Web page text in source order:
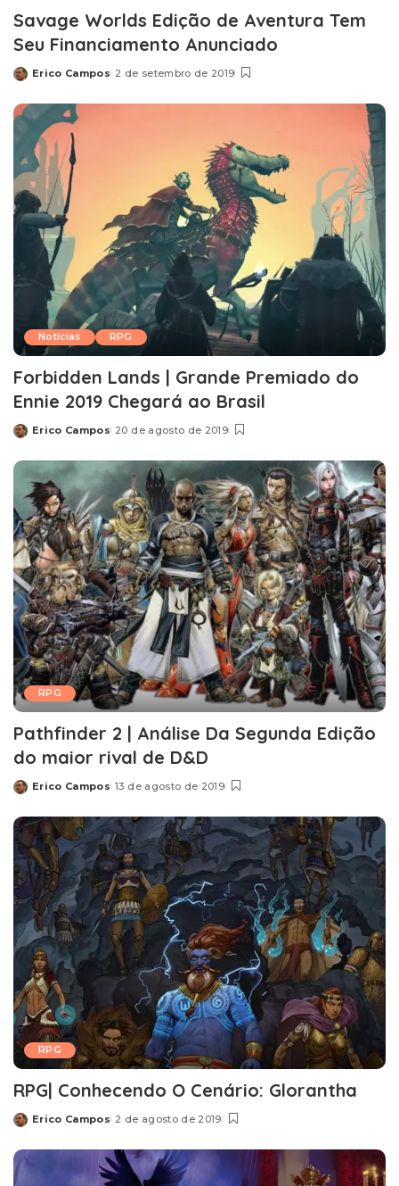
Savage Worlds Edição de Aventura Tem
Seu Financiamento Anunciado
Posted
Erico Campos 2 de setembro de 2019
Notícias RPG
Forbidden Lands | Grande Premiado do
Ennie 2019 Chegará ao Brasil
Posted
Erico Campos 20 de agosto de 2019
RPG
Pathfinder 2 | Análise Da Segunda Edição
do maior rival de D&D
Posted
Erico Campos 13 de agosto de 2019
RPG
RPG| Conhecendo O Cenário: Glorantha
Posted
Erico Campos 2 de agosto de 2019